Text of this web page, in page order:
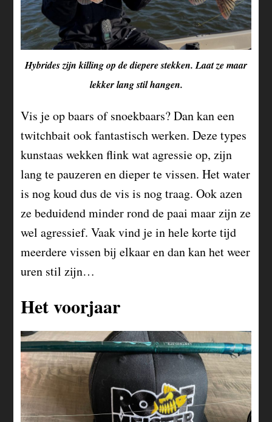
Hybrides zijn killing op de diepere stekken. Laat ze maar
lekker lang stil hangen.
Vis je op baars of snoekbaars? Dan kan een
twitchbait ook fantastisch werken. Deze types
kunstaas wekken flink wat agressie op, zijn
lang te pauzeren en dieper te vissen. Het water
is nog koud dus de vis is nog traag. Ook azen
ze beduidend minder rond de paai maar zijn ze
wel agressief. Vaak vind je in hele korte tijd
meerdere vissen bij elkaar en dan kan het weer
uren stil zijn…
Het voorjaar